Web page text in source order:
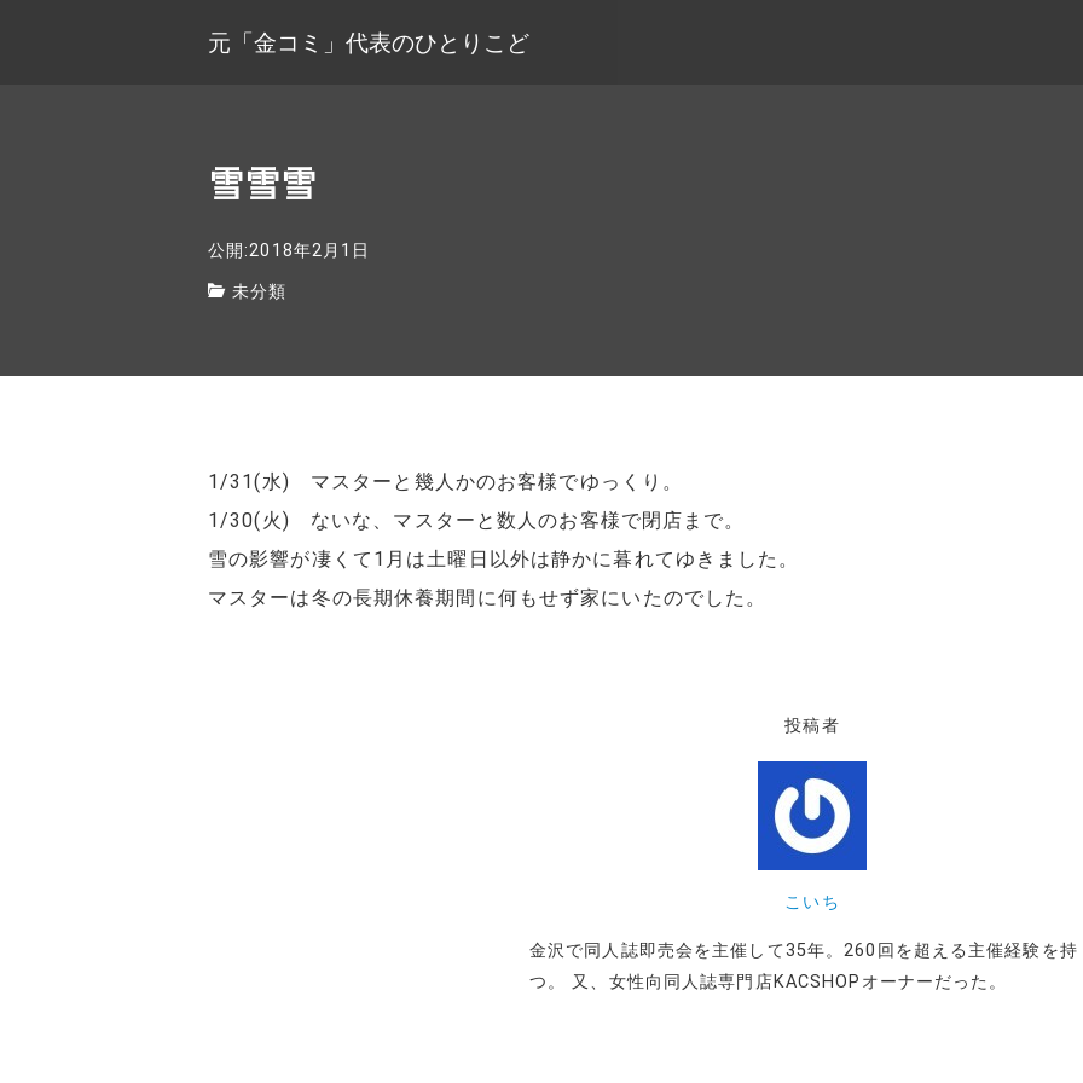
元「金コミ」代表のひとりこど
雪雪雪
公開:2018年2月1日
未分類
1/31(水) マスターと幾人かのお客様でゆっくり。
1/30(火) ないな、マスターと数人のお客様で閉店まで。
雪の影響が凄くて1月は土曜日以外は静かに暮れてゆきました。
マスターは冬の長期休養期間に何もせず家にいたのでした。
投稿者
こいち
金沢で同人誌即売会を主催して35年。260回を超える主催経験を持
つ。 又、女性向同人誌専門店KACSHOPオーナーだった。